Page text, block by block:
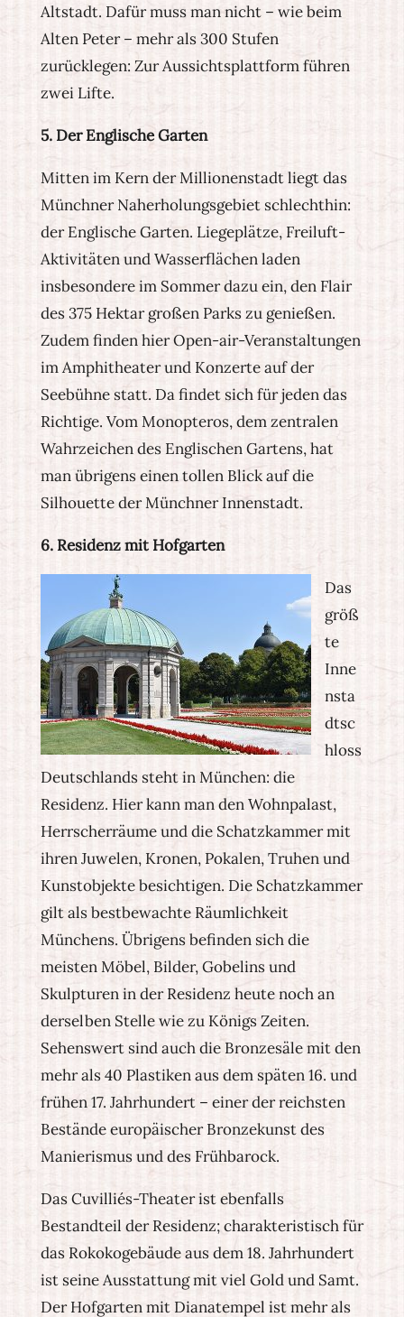
Altstadt. Dafür muss man nicht – wie beim
Alten Peter – mehr als 300 Stufen
zurücklegen: Zur Aussichtsplattform führen
zwei Lifte.
5. Der Englische Garten
Mitten im Kern der Millionenstadt liegt das
Münchner Naherholungsgebiet schlechthin:
der Englische Garten. Liegeplätze, Freiluft-
Aktivitäten und Wasserflächen laden
insbesondere im Sommer dazu ein, den Flair
des 375 Hektar großen Parks zu genießen.
Zudem finden hier Open-air-Veranstaltungen
im Amphitheater und Konzerte auf der
Seebühne statt. Da findet sich für jeden das
Richtige. Vom Monopteros, dem zentralen
Wahrzeichen des Englischen Gartens, hat
man übrigens einen tollen Blick auf die
Silhouette der Münchner Innenstadt.
6. Residenz mit Hofgarten
Das
größ
te
Inne
nsta
dtsc
hloss
Deutschlands steht in München: die
Residenz. Hier kann man den Wohnpalast,
Herrscherräume und die Schatzkammer mit
ihren Juwelen, Kronen, Pokalen, Truhen und
Kunstobjekte besichtigen. Die Schatzkammer
gilt als bestbewachte Räumlichkeit
Münchens. Übrigens befinden sich die
meisten Möbel, Bilder, Gobelins und
Skulpturen in der Residenz heute noch an
derselben Stelle wie zu Königs Zeiten.
Sehenswert sind auch die Bronzesäle mit den
mehr als 40 Plastiken aus dem späten 16. und
frühen 17. Jahrhundert – einer der reichsten
Bestände europäischer Bronzekunst des
Manierismus und des Frühbarock.
Das Cuvilliés-Theater ist ebenfalls
Bestandteil der Residenz; charakteristisch für
das Rokokogebäude aus dem 18. Jahrhundert
ist seine Ausstattung mit viel Gold und Samt.
Der Hofgarten mit Dianatempel ist mehr als